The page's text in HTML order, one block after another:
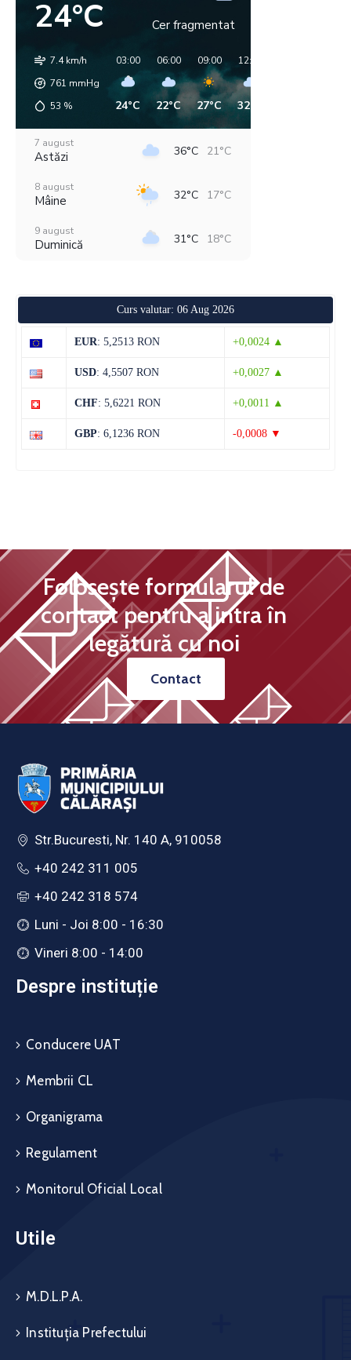
24°C Cer fragmentat
7.4 km/h
761 mmHg
53 %
03:00
24°C
06:00
22°C
09:00
27°C
12:00
32°C
7 august
Astăzi 36°C 21°C
8 august
Mâine 32°C 17°C
9 august
Duminică 31°C 18°C
36°C 18°C
Miercuri
13 august
Curs valutar: 06 Aug 2026
EUR: 5,2513 RON +0,0024 ▲
USD: 4,5507 RON +0,0027 ▲
CHF: 5,6221 RON +0,0011 ▲
GBP: 6,1236 RON -0,0008 ▼
Folosește formularul de
contact pentru a intra în
legătură cu noi
Contact
Str.Bucuresti, Nr. 140 A, 910058
+40 242 311 005
+40 242 318 574
Luni - Joi 8:00 - 16:30
Vineri 8:00 - 14:00
Despre instituție
Conducere UAT
Membrii CL
Organigrama
Regulament
Monitorul Oficial Local
Utile
M.D.L.P.A.
Instituția Prefectului